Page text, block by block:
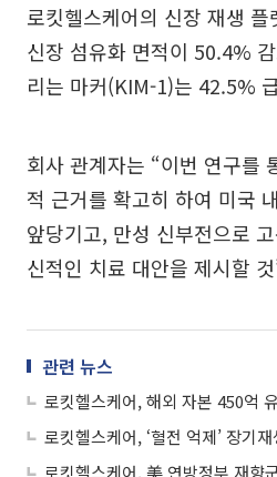
로킷헬스케어의 신장 재생
신장 섬유화 면적이 50.4%
리는 마커(KIM-1)는 42.5%
회사 관계자는 “이번 연구를
적 근거를 확고히 하여 미국
앞당기고, 만성 신부전으로
신적인 치료 대안을 제시할
관련 뉴스
로킷헬스케어, 해외 자본 450억
로킷헬스케어, ‘혈전 억제’ 장기
로킷헬스케어, 美 연방정부 재향